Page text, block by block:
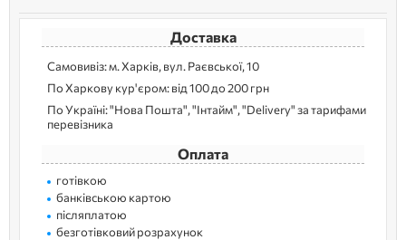
Доставка
Самовивіз: м. Харків, вул. Раєвської, 10
По Харкову кур'єром: від 100 до 200 грн
По Україні: "Нова Пошта", "Інтайм", "Delivery" за тарифами
перевізника
Оплата
готівкою
банківською картою
післяплатою
безготівковий розрахунок